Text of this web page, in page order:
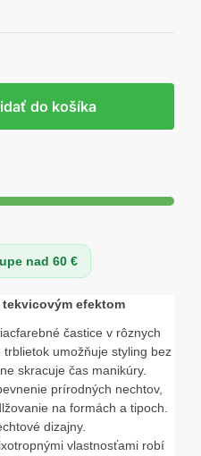
efektom
častice v rôznych
umožňuje styling bez
skracuje čas manikúry.
prírodných nechtov,
na formách a tipoch.
dizajny.
vlastnosťami robí
do košíka
nad 60 €